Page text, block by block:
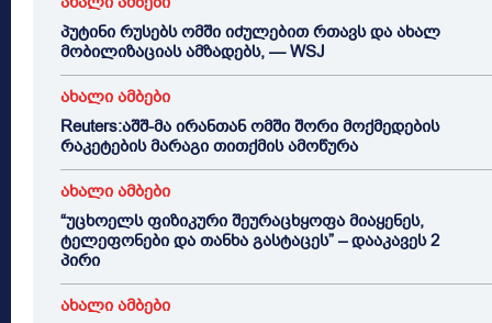
პუტინი რუსებს ომში იძულებით რთავს და ახალ
მობილიზაციას ამზადებს, — WSJ
ახალი ამბები
Reuters:აშშ-მა ირანთან ომში შორი მოქმედების
რაკეტების მარაგი თითქმის ამოწურა
ახალი ამბები
“უცხოელს ფიზიკური შეურაცხყოფა მიაყენეს,
ტელეფონები და თანხა გასტაცეს” – დააკავეს 2
პირი
ახალი ამბები